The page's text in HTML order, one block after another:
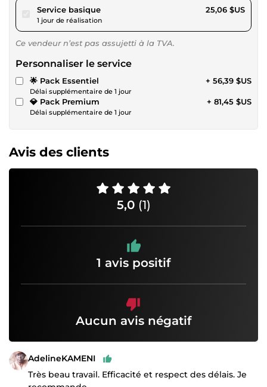
Service basiquepour 23,10 $US
1 jour de réalisation
25,06 $US
Ce vendeur n’est pas assujetti à la TVA.
Personnaliser le service
🌟 Pack Essentiel
Délai supplémentaire de 1 jour
+ 56,39 $US
💎 Pack Premium
Délai supplémentaire de 1 jour
+ 81,45 $US
Avis des clients
5,0 (1)
1 avis positif
Aucun avis négatif
AdelineKAMENI
Très beau travail. Efficacité et respect des délais. Je